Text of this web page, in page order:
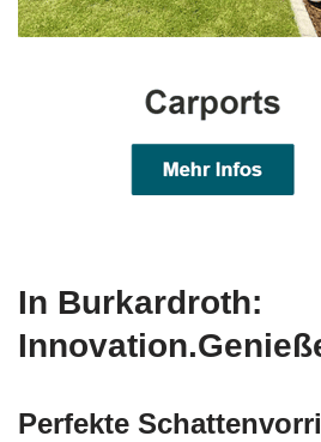
In Burkardroth:
Perfekte